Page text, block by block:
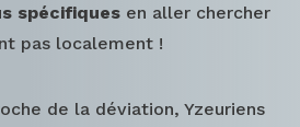
spécifiques en aller chercher
pas localement !
de la déviation, Yzeuriens